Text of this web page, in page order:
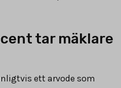
tar mäklare
ett arvode som